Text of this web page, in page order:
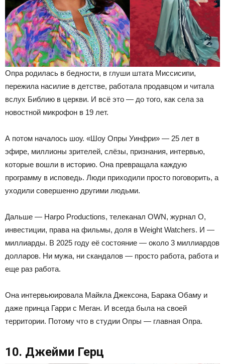
Опра родилась в бедности, в глуши штата Миссисипи,
пережила насилие в детстве, работала продавцом и читала
вслух Библию в церкви. И всё это — до того, как села за
новостной микрофон в 19 лет.
А потом началось шоу. «Шоу Опры Уинфри» — 25 лет в
эфире, миллионы зрителей, слёзы, признания, интервью,
которые вошли в историю. Она превращала каждую
программу в исповедь. Люди приходили просто поговорить, а
уходили совершенно другими людьми.
Дальше — Harpo Productions, телеканал OWN, журнал O,
инвестиции, права на фильмы, доля в Weight Watchers. И —
миллиарды. В 2025 году её состояние — около 3 миллиардов
долларов. Ни мужа, ни скандалов — просто работа, работа и
еще раз работа.
Она интервьюировала Майкла Джексона, Барака Обаму и
даже принца Гарри с Меган. И всегда была на своей
территории. Потому что в студии Опры — главная Опра.
10. Джейми Герц